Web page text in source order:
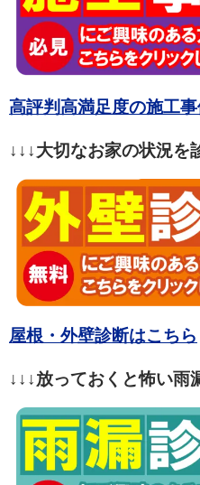
高評判高満足度の施工
↓↓↓大切なお家の状況を
屋根・外壁診断はこちら
↓↓↓放っておくと怖い雨